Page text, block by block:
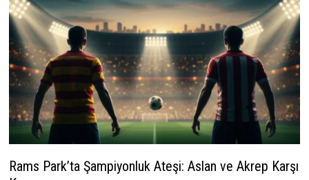
Rams Park’ta Şampiyonluk Ateşi: Aslan ve Akrep Karşı